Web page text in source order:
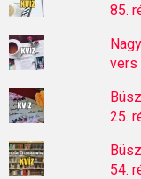
85.
vers
25.
54.